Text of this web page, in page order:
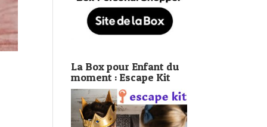
La Box pour Enfant du
moment : Escape Kit